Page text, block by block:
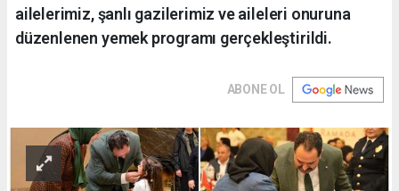
ailelerimiz, şanlı gazilerimiz ve aileleri onuruna
düzenlenen yemek programı gerçekleştirildi.
ABONE OL